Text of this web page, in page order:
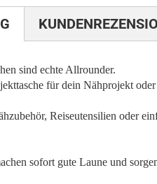
sind echte Allrounder.
für dein Nähprojekt
Reiseutensilien oder
sofort gute Laune und